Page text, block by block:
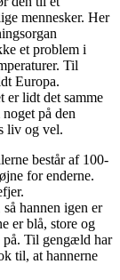
mennesker. Her
et problem i
Til
Europa.
er lidt det samme
på den
liv og vel.
består af 100-
for enderne.
hannen igen er
er blå, store og
på. Til gengæld har
til, at hannerne